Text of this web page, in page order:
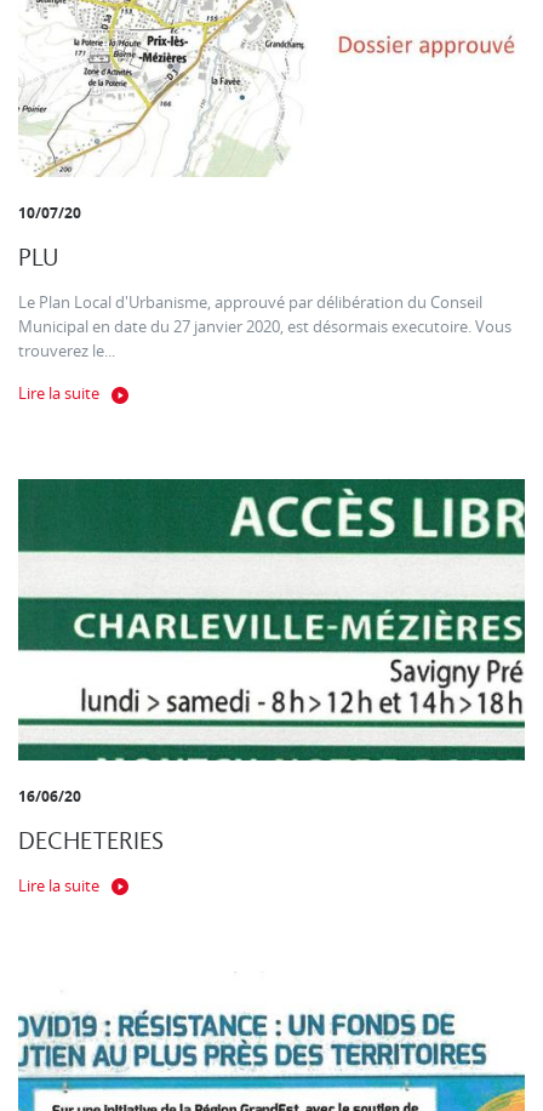
10/07/20
PLU
Le Plan Local d'Urbanisme, approuvé par délibération du Conseil
Municipal en date du 27 janvier 2020, est désormais executoire. Vous
trouverez le...
Lire la suite
16/06/20
DECHETERIES
Lire la suite